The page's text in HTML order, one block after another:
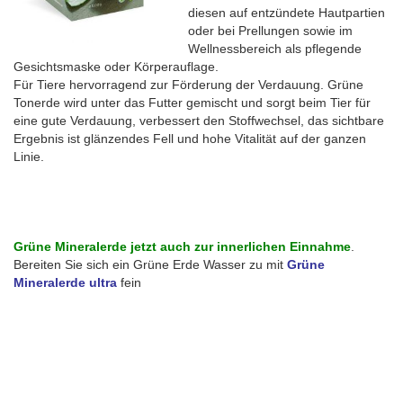
diesen auf entzündete Hautpartien
oder bei Prellungen sowie im
Wellnessbereich als pflegende
Gesichtsmaske oder Körperauflage.
Für Tiere hervorragend zur Förderung der Verdauung. Grüne
Tonerde wird unter das Futter gemischt und sorgt beim Tier für
eine gute Verdauung, verbessert den Stoffwechsel, das sichtbare
Ergebnis ist glänzendes Fell und hohe Vitalität auf der ganzen
Linie.
Grüne Mineralerde jetzt auch zur innerlichen Einnahme
Bereiten Sie sich ein Grüne Erde Wasser zu mit Grüne
Mineralerde ultra fein